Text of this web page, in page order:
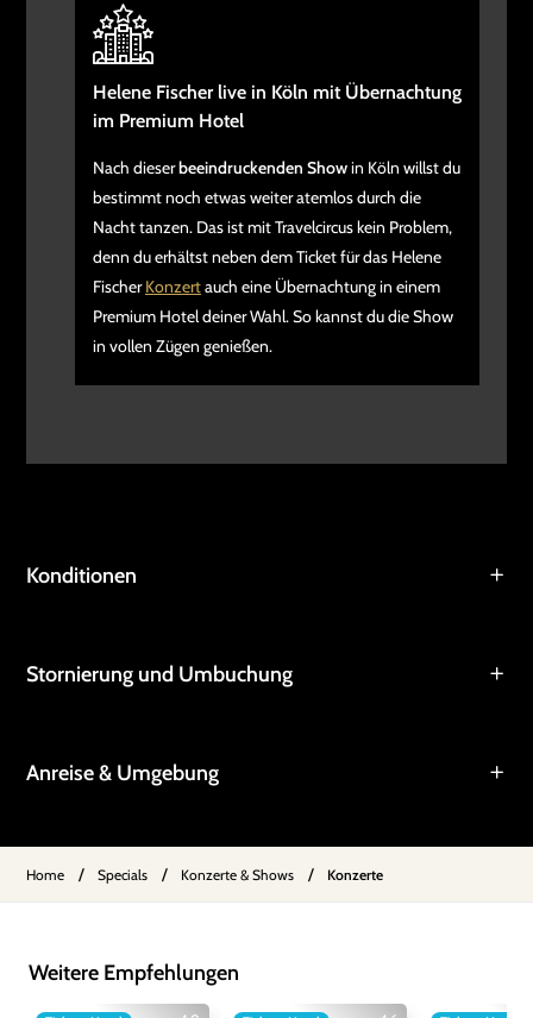
Helene Fischer live in Köln mit Übernachtung
im Premium Hotel
Nach dieserbeeindruckenden Showin Köln willst du
bestimmt noch etwas weiter atemlos durch die
Nacht tanzen. Das ist mit Travelcircus kein Problem,
denn du erhältst neben dem Ticket für das Helene
FischerKonzertauch eine Übernachtung in einem
Premium Hotel deiner Wahl. So kannst du die Show
in vollen Zügen genießen.
Konditionen
Stornierung und Umbuchung
Anreise & Umgebung
Home / Specials / Konzerte & Shows / Konzerte
Weitere Empfehlungen